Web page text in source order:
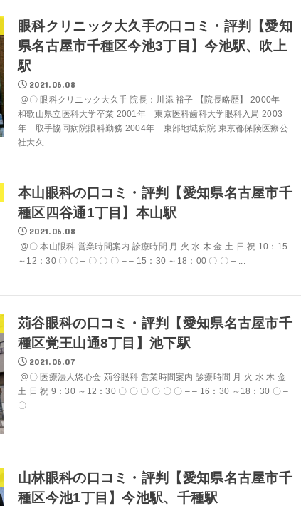
眼科クリニック大久手の口コミ・評判【愛知
県名古屋市千種区今池3丁目】今池駅、吹上
駅
2021.06.08
@〇 眼科クリニック大久手 院長：川添 裕子 【院長略歴】 2000年
和歌山県立医科大学卒業 2001年 東京医科歯科大学眼科入局 2003
年 取手協同病院眼科勤務 2004年 東部地域病院 東京都保険医療公
社大久...
本山眼科の口コミ・評判【愛知県名古屋市千
種区四谷通1丁目】本山駅
2021.06.08
@〇 本山眼科 営業時間案内 診療時間 月 火 水 木 金 土 日 祝 10：15
～12：30 〇 〇 – 〇 〇 〇 – – 15：30 ～18：00 〇 〇 – ...
苅谷眼科の口コミ・評判【愛知県名古屋市千
種区覚王山通8丁目】池下駅
2021.06.07
@〇 医療法人悠心会 苅谷眼科 営業時間案内 診療時間 月 火 水 木 金
土 日 祝 9：30 ～12：30 〇 〇 〇 〇 〇 〇 – – 16：30 ～18：30 〇 –
〇...
山林眼科の口コミ・評判【愛知県名古屋市千
種区今池1丁目】今池駅、千種駅